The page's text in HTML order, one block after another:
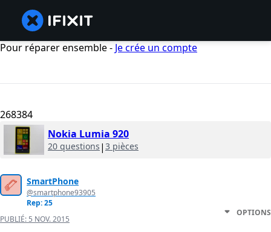
Pour réparer ensemble - Je crée un compte
268384
Nokia Lumia 920
20 questions | 3 pièces
SmartPhone
@smartphone93905
Rep: 25
PUBLIÉ: 5 NOV. 2015
OPTIONS